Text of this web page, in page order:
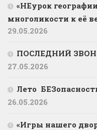
«НЕурок
многоликости к её
29.05.2026
ПОСЛЕДНИЙ
27.05.2026
Лето
26.05.2026
«Игры нашего